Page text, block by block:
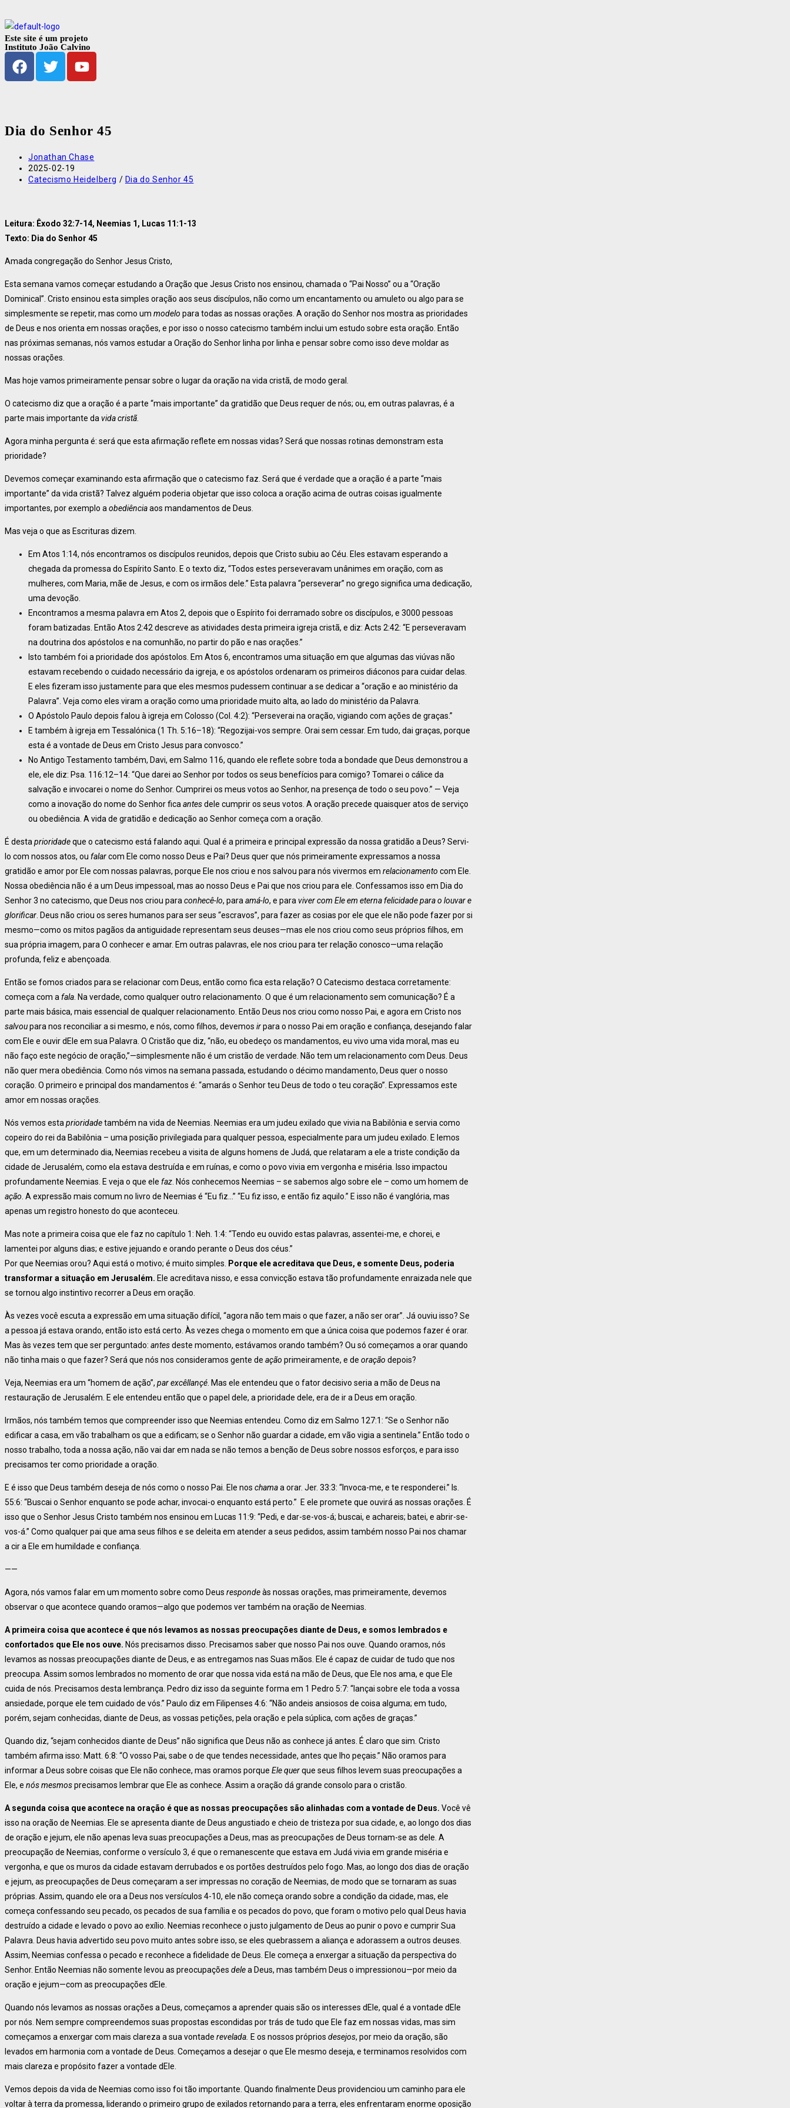
Este site é um projeto
Instituto João Calvino
Dia do Senhor 45
Jonathan Chase
2025-02-19
Catecismo Heidelberg / Dia do Senhor 45
Leitura: Êxodo 32:7-14, Neemias 1, Lucas 11:1-13
Texto: Dia do Senhor 45
Amada congregação do Senhor Jesus Cristo,
Esta semana vamos começar estudando a Oração que Jesus Cristo nos ensinou, chamada o “Pai Nosso” ou a “Oração
Dominical”. Cristo ensinou esta simples oração aos seus discípulos, não como um encantamento ou amuleto ou algo para se
simplesmente se repetir, mas como um modelo para todas as nossas orações. A oração do Senhor nos mostra as prioridades
de Deus e nos orienta em nossas orações, e por isso o nosso catecismo também inclui um estudo sobre esta oração. Então
nas próximas semanas, nós vamos estudar a Oração do Senhor linha por linha e pensar sobre como isso deve moldar as
nossas orações.
Mas hoje vamos primeiramente pensar sobre o lugar da oração na vida cristã, de modo geral.
O catecismo diz que a oração é a parte “mais importante” da gratidão que Deus requer de nós; ou, em outras palavras, é a
parte mais importante da vida cristã.
Agora minha pergunta é: será que esta afirmação reflete em nossas vidas? Será que nossas rotinas demonstram esta
prioridade?
Devemos começar examinando esta afirmação que o catecismo faz. Será que é verdade que a oração é a parte “mais
importante” da vida cristã? Talvez alguém poderia objetar que isso coloca a oração acima de outras coisas igualmente
importantes, por exemplo a obediênciaaos mandamentos de Deus.
Mas veja o que as Escrituras dizem.
Em Atos 1:14, nós encontramos os discípulos reunidos, depois que Cristo subiu ao Céu. Eles estavam esperando a
chegada da promessa do Espírito Santo. E o texto diz, “Todos estes perseveravam unânimes em oração, com as
mulheres, com Maria, mãe de Jesus, e com os irmãos dele.” Esta palavra “perseverar” no grego significa uma dedicação,
uma devoção.
Encontramos a mesma palavra em Atos 2, depois que o Espírito foi derramado sobre os discípulos, e 3000 pessoas
foram batizadas. Então Atos 2:42 descreve as atividades desta primeira igreja cristã, e diz: Acts 2:42: “E perseveravam
na doutrina dos apóstolos e na comunhão, no partir do pão e nas orações.”
Isto também foi a prioridade dos apóstolos. Em Atos 6, encontramos uma situação em que algumas das viúvas não
estavam recebendo o cuidado necessário da igreja, e os apóstolos ordenaram os primeiros diáconos para cuidar delas.
E eles fizeram isso justamente para que eles mesmos pudessem continuar a se dedicar a “oração e ao ministério da
Palavra”. Veja como eles viram a oração como uma prioridade muito alta, ao lado do ministério da Palavra.
O Apóstolo Paulo depois falou à igreja em Colosso (Col. 4:2): “Perseverai na oração, vigiando com ações de graças.”
E também à igreja em Tessalónica (1 Th. 5:16–18): “Regozijai-vos sempre. Orai sem cessar. Em tudo, dai graças, porque
esta é a vontade de Deus em Cristo Jesus para convosco.”
No Antigo Testamento também, Davi, em Salmo 116, quando ele reflete sobre toda a bondade que Deus demonstrou a
ele, ele diz: Psa. 116:12–14: “Que darei ao Senhor por todos os seus benefícios para comigo? Tomarei o cálice da
salvação e invocarei o nome do Senhor. Cumprirei os meus votos ao Senhor, na presença de todo o seu povo.” — Veja
como a inovação do nome do Senhor fica antesdele cumprir os seus votos. A oração precede quaisquer atos de serviço
ou obediência. A vida de gratidão e dedicação ao Senhor começa com a oração.
É desta prioridadeque o catecismo está falando aqui. Qual é a primeira e principal expressão da nossa gratidão a Deus? Servi-
lo com nossos atos, ou falarcom Ele como nosso Deus e Pai? Deus quer que nós primeiramente expressamos a nossa
gratidão e amor por Ele com nossas palavras, porque Ele nos criou e nos salvou para nós vivermos em relacionamento com Ele.
Nossa obediência não é a um Deus impessoal, mas ao nosso Deus e Pai que nos criou para ele. Confessamos isso em Dia do
Senhor 3 no catecismo, que Deus nos criou para conhecê-lo, para amá-lo, e para viver com Ele em eterna felicidade para o louvar e
glorificar . Deus não criou os seres humanos para ser seus “escravos”, para fazer as cosias por ele que ele não pode fazer por si
mesmo—como os mitos pagãos da antiguidade representam seus deuses—mas ele nos criou como seus próprios filhos, em
sua própria imagem, para O conhecer e amar. Em outras palavras, ele nos criou para ter relação conosco—uma relação
profunda, feliz e abençoada.
Então se fomos criados para se relacionar com Deus, então como fica esta relação? O Catecismo destaca corretamente:
começa com a fala . Na verdade, como qualquer outro relacionamento. O que é um relacionamento sem comunicação? É a
parte mais básica, mais essencial de qualquer relacionamento. Então Deus nos criou como nosso Pai, e agora em Cristo nos
salvoupara nos reconciliar a si mesmo, e nós, como filhos, devemos irpara o nosso Pai em oração e confiança, desejando falar
com Ele e ouvir dEle em sua Palavra. O Cristão que diz, “não, eu obedeço os mandamentos, eu vivo uma vida moral, mas eu
não faço este negócio de oração,”—simplesmente não é um cristão de verdade. Não tem um relacionamento com Deus. Deus
não quer mera obediência. Como nós vimos na semana passada, estudando o décimo mandamento, Deus quer o nosso
coração. O primeiro e principal dos mandamentos é: “amarás o Senhor teu Deus de todo o teu coração”. Expressamos este
amor em nossas orações.
Nós vemos esta prioridadetambém na vida de Neemias. Neemias era um judeu exilado que vivia na Babilônia e servia como
copeiro do rei da Babilônia – uma posição privilegiada para qualquer pessoa, especialmente para um judeu exilado. E lemos
que, em um determinado dia, Neemias recebeu a visita de alguns homens de Judá, que relataram a ele a triste condição da
cidade de Jerusalém, como ela estava destruída e em ruínas, e como o povo vivia em vergonha e miséria. Isso impactou
profundamente Neemias. E veja o que ele faz . Nós conhecemos Neemias – se sabemos algo sobre ele – como um homem de
ação . A expressão mais comum no livro de Neemias é “Eu fiz…” “Eu fiz isso, e então fiz aquilo.” E isso não é vanglória, mas
apenas um registro honesto do que aconteceu.
Mas note a primeira coisa que ele faz no capítulo 1: Neh. 1:4: “Tendo eu ouvido estas palavras, assentei-me, e chorei, e
lamentei por alguns dias; e estive jejuando e orando perante o Deus dos céus.”
Por que Neemias orou? Aqui está o motivo; é muito simples.
Porque ele acreditava que Deus, e somente Deus, poderia
transformar a situação em Jerusalém. Ele acreditava nisso, e essa convicção estava tão profundamente enraizada nele que
se tornou algo instintivo recorrer a Deus em oração.
Às vezes você escuta a expressão em uma situação difícil, “agora não tem mais o que fazer, a não ser orar”. Já ouviu isso? Se
a pessoa já estava orando, então isto está certo. Às vezes chega o momento em que a única coisa que podemos fazer é orar.
Mas às vezes tem que ser perguntado: antesdeste momento, estávamos orando também? Ou só começamos a orar quando
não tinha mais o que fazer? Será que nós nos consideramos gente de ação primeiramente, e de oração depois?
Veja, Neemias era um “homem de ação”, par excêllançé . Mas ele entendeu que o fator decisivo seria a mão de Deus na
restauração de Jerusalém. E ele entendeu então que o papel dele, a prioridade dele, era de ir a Deus em oração.
Irmãos, nós também temos que compreender isso que Neemias entendeu. Como diz em Salmo 127:1: “Se o Senhor não
edificar a casa, em vão trabalham os que a edificam; se o Senhor não guardar a cidade, em vão vigia a sentinela.” Então todo o
nosso trabalho, toda a nossa ação, não vai dar em nada se não temos a benção de Deus sobre nossos esforços, e para isso
precisamos ter como prioridade a oração.
E é isso que Deus também deseja de nós como o nosso Pai. Ele nos chamaa orar. Jer. 33:3: “Invoca-me, e te responderei.” Is.
55:6: “Buscai o Senhor enquanto se pode achar, invocai-o enquanto está perto.” E ele promete que ouvirá as nossas orações. É
isso que o Senhor Jesus Cristo também nos ensinou em Lucas 11:9: “Pedi, e dar-se-vos-á; buscai, e achareis; batei, e abrir-se-
vos-á.” Como qualquer pai que ama seus filhos e se deleita em atender a seus pedidos, assim também nosso Pai nos chamar
a cir a Ele em humildade e confiança.
——
Agora, nós vamos falar em um momento sobre como Deus respondeàs nossas orações, mas primeiramente, devemos
observar o que acontece quando oramos—algo que podemos ver também na oração de Neemias.
A primeira coisa que acontece é que nós levamos as nossas preocupações diante de Deus, e somos lembrados e
confortados que Ele nos ouve. Nós precisamos disso. Precisamos saber que nosso Pai nos ouve. Quando oramos, nós
levamos as nossas preocupações diante de Deus, e as entregamos nas Suas mãos. Ele é capaz de cuidar de tudo que nos
preocupa. Assim somos lembrados no momento de orar que nossa vida está na mão de Deus, que Ele nos ama, e que Ele
cuida de nós. Precisamos desta lembrança. Pedro diz isso da seguinte forma em 1 Pedro 5:7: “lançai sobre ele toda a vossa
ansiedade, porque ele tem cuidado de vós.” Paulo diz em Filipenses 4:6: “Não andeis ansiosos de coisa alguma; em tudo,
porém, sejam conhecidas, diante de Deus, as vossas petições, pela oração e pela súplica, com ações de graças.”
Quando diz, “sejam conhecidos diante de Deus” não significa que Deus não as conhece já antes. É claro que sim. Cristo
também afirma isso: Matt. 6:8: “O vosso Pai, sabe o de que tendes necessidade, antes que lho peçais.” Não oramos para
informar a Deus sobre coisas que Ele não conhece, mas oramos porque Ele querque seus filhos levem suas preocupações a
Ele, e nós mesmosprecisamos lembrar que Ele as conhece. Assim a oração dá grande consolo para o cristão.
A segunda coisa que acontece na oração é que as nossas preocupações são alinhadas com a vontade de Deus. Você vê
isso na oração de Neemias. Ele se apresenta diante de Deus angustiado e cheio de tristeza por sua cidade, e, ao longo dos dias
de oração e jejum, ele não apenas leva suas preocupações a Deus, mas as preocupações de Deus tornam-se as dele. A
preocupação de Neemias, conforme o versículo 3, é que o remanescente que estava em Judá vivia em grande miséria e
vergonha, e que os muros da cidade estavam derrubados e os portões destruídos pelo fogo. Mas, ao longo dos dias de oração
e jejum, as preocupações de Deus começaram a ser impressas no coração de Neemias, de modo que se tornaram as suas
próprias. Assim, quando ele ora a Deus nos versículos 4-10, ele não começa orando sobre a condição da cidade, mas, ele
começa confessando seu pecado, os pecados de sua família e os pecados do povo, que foram o motivo pelo qual Deus havia
destruído a cidade e levado o povo ao exílio. Neemias reconhece o justo julgamento de Deus ao punir o povo e cumprir Sua
Palavra. Deus havia advertido seu povo muito antes sobre isso, se eles quebrassem a aliança e adorassem a outros deuses.
Assim, Neemias confessa o pecado e reconhece a fidelidade de Deus. Ele começa a enxergar a situação da perspectiva do
Senhor. Então Neemias não somente levou as preocupações delea Deus, mas também Deus o impressionou—por meio da
oração e jejum—com as preocupações dEle.
Quando nós levamos as nossas orações a Deus, começamos a aprender quais são os interesses dEle, qual é a vontade dEle
por nós. Nem sempre compreendemos suas propostas escondidas por trás de tudo que Ele faz em nossas vidas, mas sim
começamos a enxergar com mais clareza a sua vontade revelada. E os nossos próprios desejos, por meio da oração, são
levados em harmonia com a vontade de Deus. Começamos a desejar o que Ele mesmo deseja, e terminamos resolvidos com
mais clareza e propósito fazer a vontade dEle.
Vemos depois da vida de Neemias como isso foi tão importante. Quando finalmente Deus providenciou um caminho para ele
voltar à terra da promessa, liderando o primeiro grupo de exilados retornando para a terra, eles enfrentaram enorme oposição